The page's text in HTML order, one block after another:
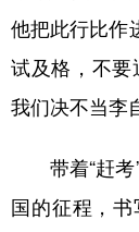
他把此行比作
试及格，不要
我们决不当李
带着“赶考”
国的征程，书